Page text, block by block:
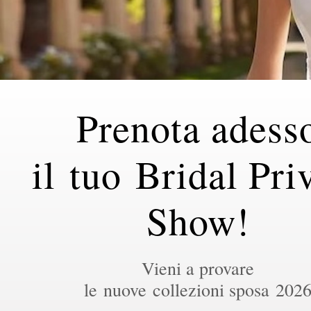
Prenota
il tuo Bridal
Show!
Vieni a provare
le nuove collezioni sposa 2026